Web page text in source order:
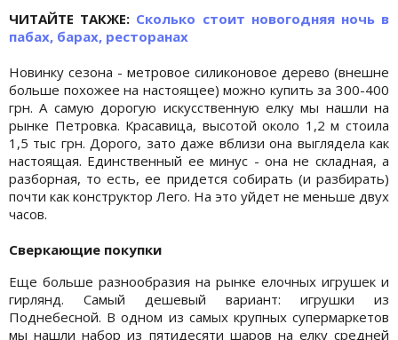
ЧИТАЙТЕ ТАКЖЕ: Сколько стоит новогодняя ночь в
пабах, барах, ресторанах
Новинку сезона - метровое силиконовое дерево (внешне
больше похожее на настоящее) можно купить за 300-400
грн. А самую дорогую искусственную елку мы нашли на
рынке Петровка. Красавица, высотой около 1,2 м стоила
1,5 тыс грн. Дорого, зато даже вблизи она выглядела как
настоящая. Единственный ее минус - она не складная, а
разборная, то есть, ее придется собирать (и разбирать)
почти как конструктор Лего. На это уйдет не меньше двух
часов.
Сверкающие покупки
Еще больше разнообразия на рынке елочных игрушек и
гирлянд. Самый дешевый вариант: игрушки из
Поднебесной. В одном из самых крупных супермаркетов
мы нашли набор из пятидесяти шаров на елку средней